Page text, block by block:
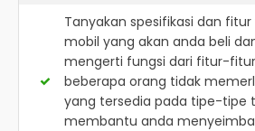
Tanyakan spesifikasi dan
mobil yang akan anda beli
mengerti fungsi dari fitur-
beberapa orang tidak
yang tersedia pada tipe-tipe
membantu anda